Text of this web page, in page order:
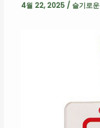
4월 22, 2025 / 슬기로